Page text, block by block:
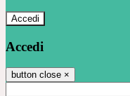
Accedi
Accedi
button close ×